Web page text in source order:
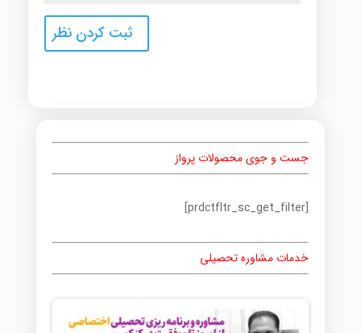
جست و جوی محصولات پرواز
[prdctfltr_sc_get_filter]
خدمات مشاوره تحصیلی